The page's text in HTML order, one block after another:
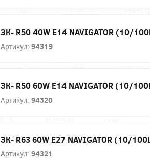
ЗК- R50 40W E14 NAVIGATOR (10/
Артикул: 94319
ЗК- R50 60W E14 NAVIGATOR (10/
Артикул: 94320
ЗК- R63 60W E27 NAVIGATOR (10/
Артикул: 94321